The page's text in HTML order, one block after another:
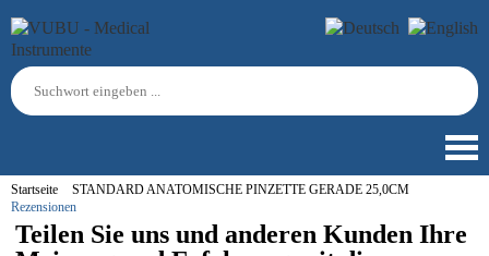
Startseite
STANDARD ANATOMISCHE PINZETTE GERADE 25,0CM
Rezensionen
Teilen Sie uns und anderen Kunden Ihre